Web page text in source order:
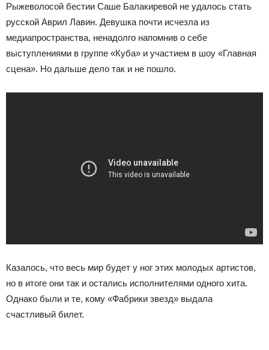
Рыжеволосой бестии Саше Балакиревой не удалось стать
русской Аврил Лавин. Девушка почти исчезла из
медиапространства, ненадолго напомнив о себе
выступлениями в группе «Куба» и участием в шоу «Главная
сцена». Но дальше дело так и не пошло.
Казалось, что весь мир будет у ног этих молодых артистов,
но в итоге они так и остались исполнителями одного хита.
Однако были и те, кому «Фабрики звезд» выдала
счастливый билет.